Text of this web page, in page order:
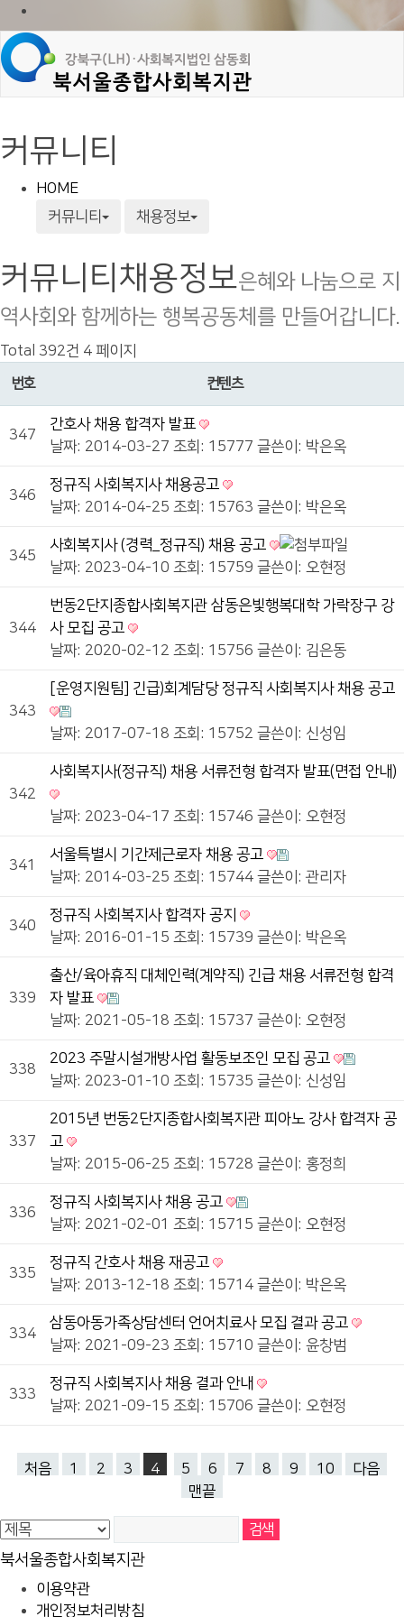
커뮤니티
HOME
커뮤니티
채용정보
커뮤니티 채용정보은혜와 나눔으로 지
역사회와 함께하는 행복공동체를 만들어갑니다.
Total 392건 4 페이지
번호
컨텐츠
347
간호사 채용 합격자 발표
날짜: 2014-03-27 조회: 15777 글쓴이: 박은옥
346
정규직 사회복지사 채용공고
날짜: 2014-04-25 조회: 15763 글쓴이: 박은옥
345
사회복지사 (경력_정규직) 채용 공고
날짜: 2023-04-10 조회: 15759 글쓴이: 오현정
344
번동2단지종합사회복지관 삼동은빛행복대학 가락장구 강
사 모집 공고
날짜: 2020-02-12 조회: 15756 글쓴이: 김은동
343
[운영지원팀] 긴급)회계담당 정규직 사회복지사 채용 공고
날짜: 2017-07-18 조회: 15752 글쓴이: 신성임
342
사회복지사(정규직) 채용 서류전형 합격자 발표(면접 안내)
날짜: 2023-04-17 조회: 15746 글쓴이: 오현정
341
서울특별시 기간제근로자 채용 공고
날짜: 2014-03-25 조회: 15744 글쓴이: 관리자
340
정규직 사회복지사 합격자 공지
날짜: 2016-01-15 조회: 15739 글쓴이: 박은옥
339
출산/육아휴직 대체인력(계약직) 긴급 채용 서류전형 합격
자 발표
날짜: 2021-05-18 조회: 15737 글쓴이: 오현정
338
2023 주말시설개방사업 활동보조인 모집 공고
날짜: 2023-01-10 조회: 15735 글쓴이: 신성임
337
2015년 번동2단지종합사회복지관 피아노 강사 합격자 공
고
날짜: 2015-06-25 조회: 15728 글쓴이: 홍정희
336
정규직 사회복지사 채용 공고
날짜: 2021-02-01 조회: 15715 글쓴이: 오현정
335
정규직 간호사 채용 재공고
날짜: 2013-12-18 조회: 15714 글쓴이: 박은옥
334
삼동아동가족상담센터 언어치료사 모집 결과 공고
날짜: 2021-09-23 조회: 15710 글쓴이: 윤창범
333
정규직 사회복지사 채용 결과 안내
날짜: 2021-09-15 조회: 15706 글쓴이: 오현정
처음 1 2 3 4 5 6 7 8 9 10
다음
맨끝
북서울종합사회복지관
이용약관
개인정보처리방침